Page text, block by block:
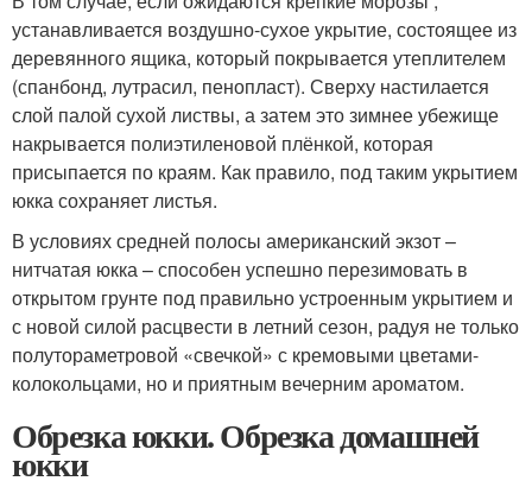
устанавливается воздушно-сухое укрытие, состоящее из
деревянного ящика, который покрывается утеплителем
(спанбонд, лутрасил, пенопласт). Сверху настилается
слой палой сухой листвы, а затем это зимнее убежище
накрывается полиэтиленовой плёнкой, которая
присыпается по краям. Как правило, под таким укрытием
юкка сохраняет листья.
В условиях средней полосы американский экзот –
нитчатая юкка – способен успешно перезимовать в
открытом грунте под правильно устроенным укрытием и
с новой силой расцвести в летний сезон, радуя не только
полутораметровой «свечкой» с кремовыми цветами-
колокольцами, но и приятным вечерним ароматом.
Обрезка юкки. Обрезка домашней
юкки